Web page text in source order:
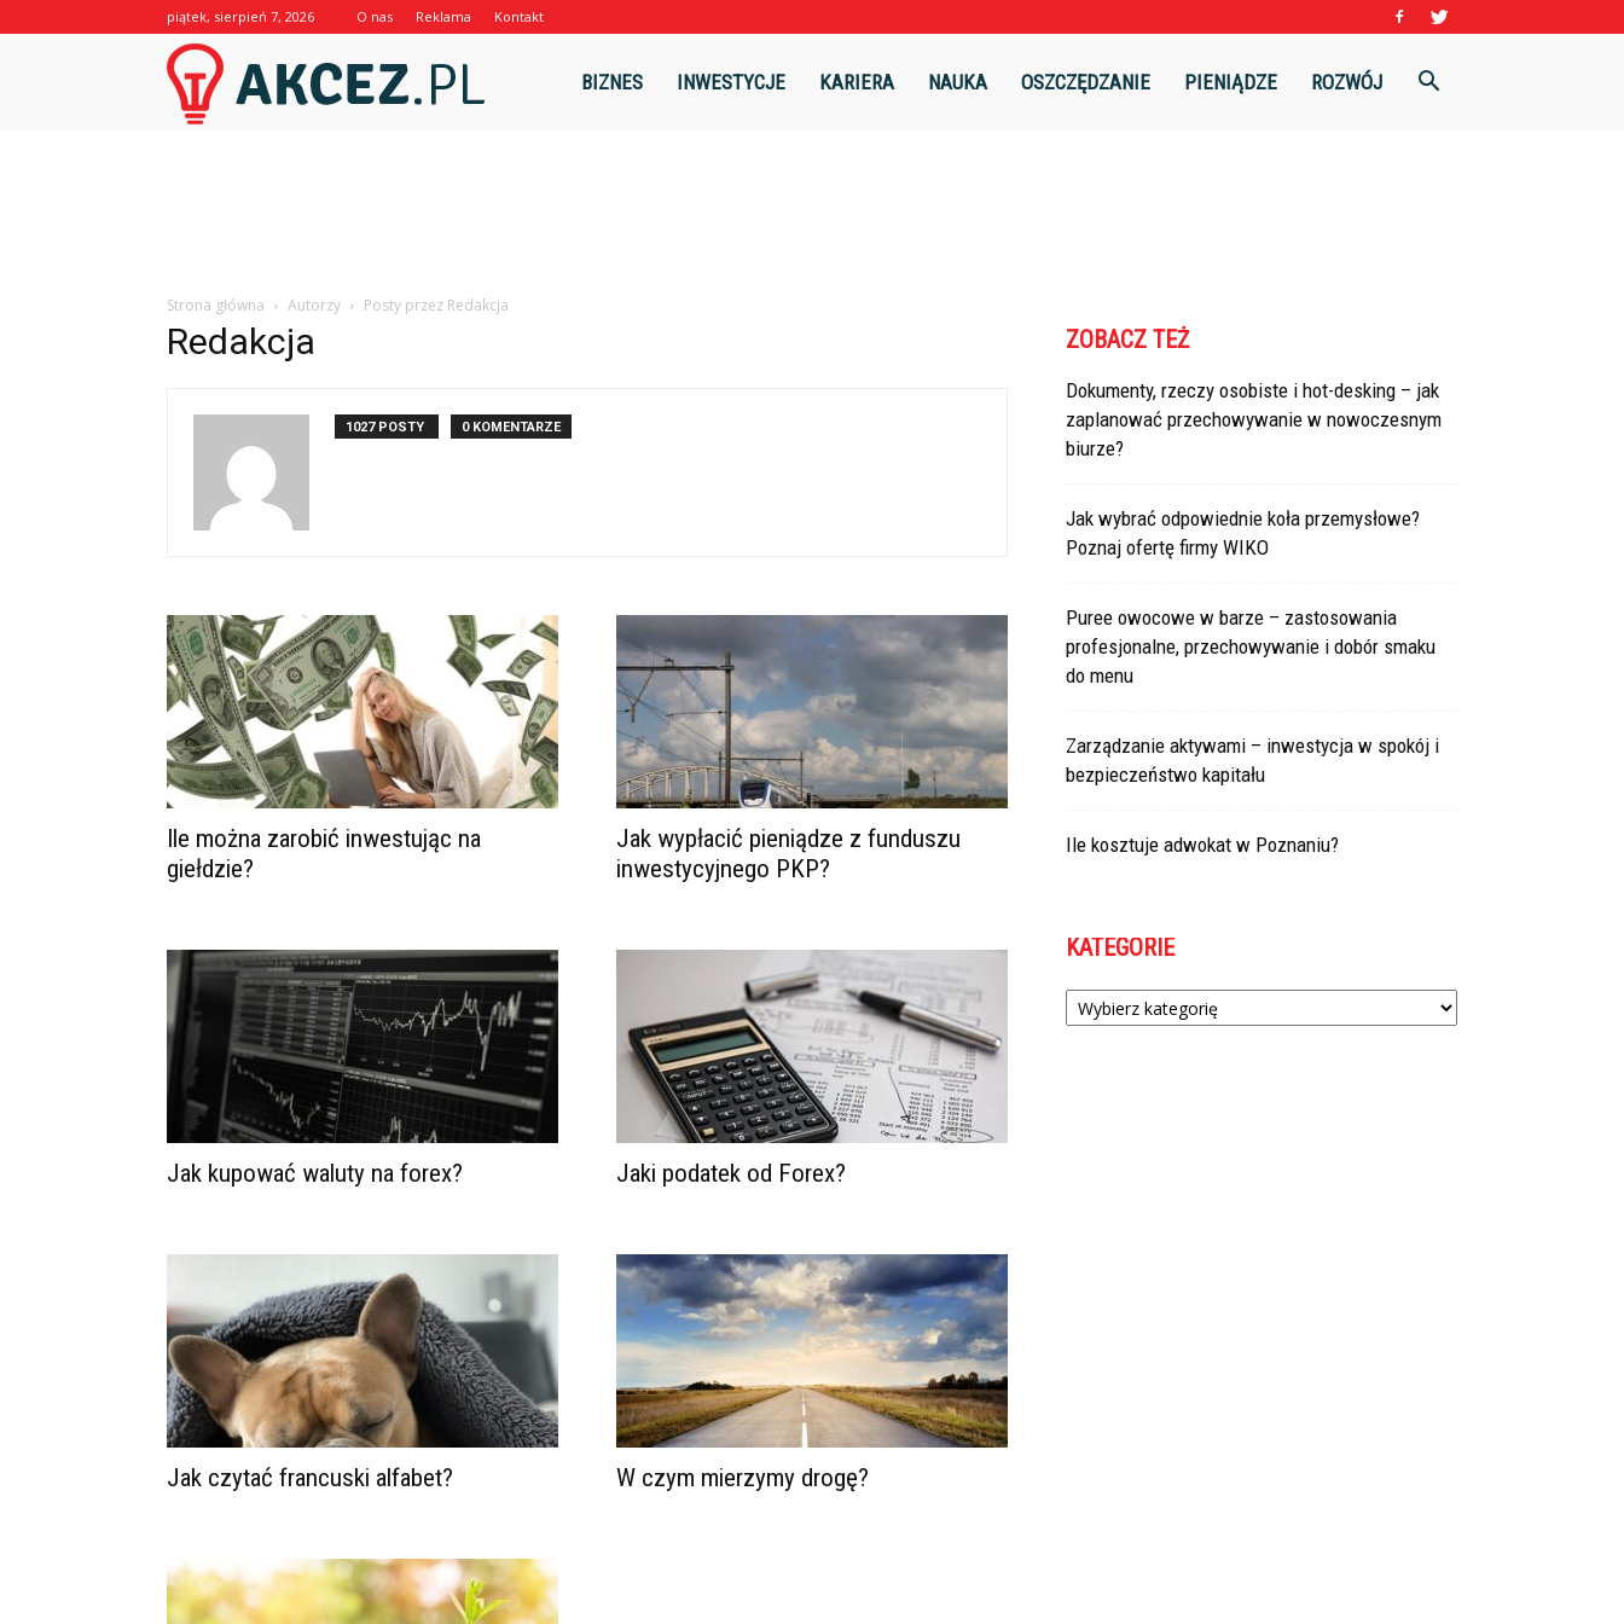
piątek, sierpień 7, 2026 O nas Reklama Kontakt
BIZNES INWESTYCJE KARIERA NAUKA OSZCZĘDZANIE PIENIĄDZE ROZWÓJ
Strona główna Autorzy Posty przez Redakcja
Redakcja
1027 POSTY 0 KOMENTARZE
Ile można zarobić inwestując na
giełdzie?
Jak wypłacić pieniądze z funduszu
inwestycyjnego PKP?
Jak kupować waluty na forex? Jaki podatek od Forex?
Jak czytać francuski alfabet? W czym mierzymy drogę?
ZOBACZ TEŻ
Dokumenty, rzeczy osobiste i hot-desking – jak
zaplanować przechowywanie w nowoczesnym
biurze?
Jak wybrać odpowiednie koła przemysłowe?
Poznaj ofertę firmy WIKO
Puree owocowe w barze – zastosowania
profesjonalne, przechowywanie i dobór smaku
do menu
Zarządzanie aktywami – inwestycja w spokój i
bezpieczeństwo kapitału
Ile kosztuje adwokat w Poznaniu?
KATEGORIE
Kategorie